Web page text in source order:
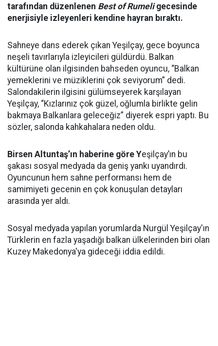
tarafından düzenlenen Best of Rumeligecesinde
enerjisiyle izleyenleri kendine hayran bıraktı.
Sahneye dans ederek çıkan Yeşilçay, gece boyunca
neşeli tavırlarıyla izleyicileri güldürdü. Balkan
kültürüne olan ilgisinden bahseden oyuncu, “Balkan
yemeklerini ve müziklerini çok seviyorum” dedi.
Salondakilerin ilgisini gülümseyerek karşılayan
Yeşilçay, “Kızlarınız çok güzel, oğlumla birlikte gelin
bakmaya Balkanlara geleceğiz” diyerek espri yaptı. Bu
sözler, salonda kahkahalara neden oldu.
Birsen Altuntaş’ın haberine göre Yeşilçay’ın bu
şakası sosyal medyada da geniş yankı uyandırdı.
Oyuncunun hem sahne performansı hem de
samimiyeti gecenin en çok konuşulan detayları
arasında yer aldı.
Sosyal medyada yapılan yorumlarda Nurgül Yeşilçay'ın
Türklerin en fazla yaşadığı balkan ülkelerinden biri olan
Kuzey Makedonya'ya gideceği iddia edildi.